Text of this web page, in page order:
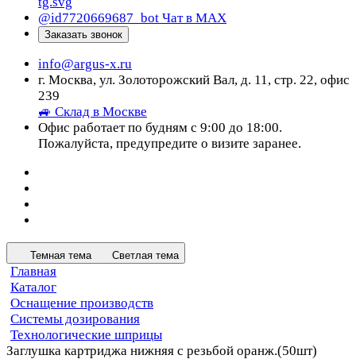
@id7720669687_bot Чат в МАХ
Заказать звонок
info@argus-x.ru
г. Москва, ул. Золоторожский Вал, д. 11, стр. 22, офис
239
🚙 Склад в Москве
Офис работает по будням с 9:00 до 18:00.
Пожалуйста, предупредите о визите заранее.
Темная тема Светлая тема
Главная
Каталог
Оснащение производств
Системы дозирования
Технологические шприцы
Заглушка картриджа нижняя с резьбой оранж.(50шт)